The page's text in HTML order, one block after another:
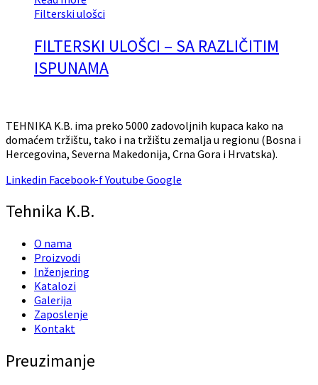
Filterski ulošci
FILTERSKI ULOŠCI – SA RAZLIČITIM
ISPUNAMA
TEHNIKA K.B. ima preko 5000 zadovoljnih kupaca kako na
domaćem tržištu, tako i na tržištu zemalja u regionu (Bosna i
Hercegovina, Severna Makedonija, Crna Gora i Hrvatska).
Linkedin Facebook-fYoutube Google
Tehnika K.B.
O nama
Proizvodi
Inženjering
Katalozi
Galerija
Zaposlenje
Kontakt
Preuzimanje